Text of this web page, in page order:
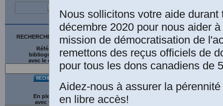
RECHERCHE SUR LE SITE
Références
bibliographiques
avec le catalogue
En plein texte
avec G gle
Académie française, Les
Nous sollicitons votre aide durant
décembre 2020 pour nous aider
mission de démocratisation de
remettons des reçus officiels de
pour tous les dons canadiens de
Aidez-nous à assurer la
en libre accès!